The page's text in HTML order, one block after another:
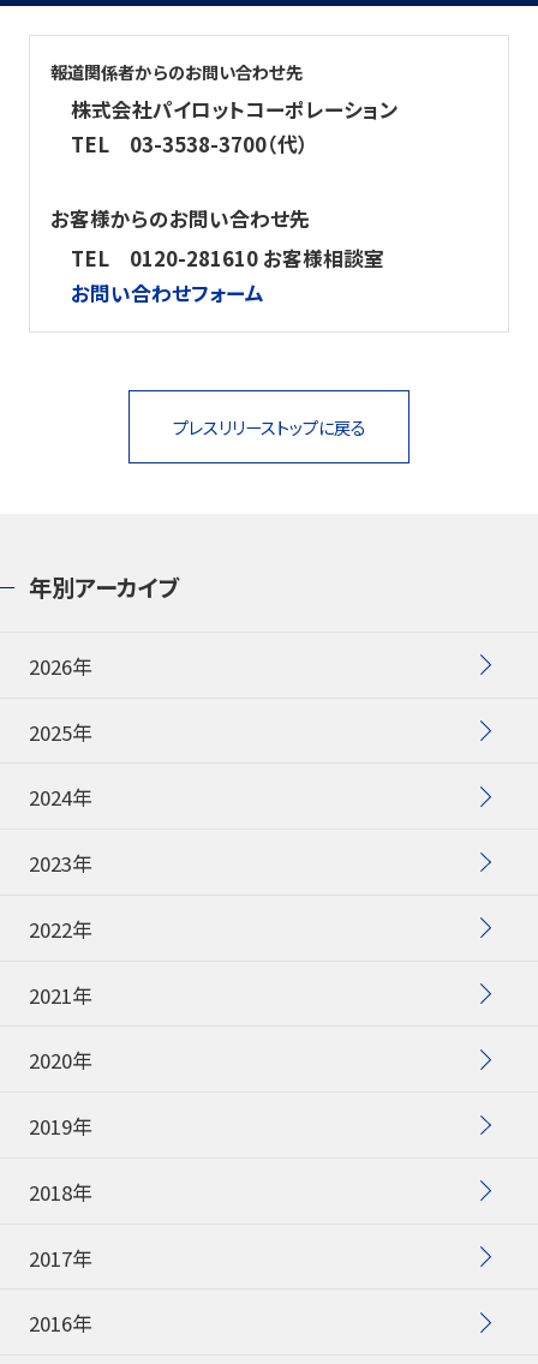
報道関係者からのお問い合わせ先
株式会社パイロットコーポレーション
TEL03-3538-3700（代）
お客様からのお問い合わせ先
TEL0120-281610 お客様相談室
お問い合わせフォーム
プレスリリーストップに戻る
年別アーカイブ
2026年
2025年
2024年
2023年
2022年
2021年
2020年
2019年
2018年
2017年
2016年